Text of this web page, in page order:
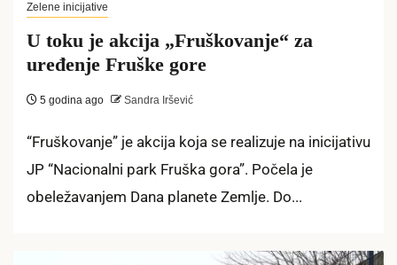
Zelene inicijative
U toku je akcija „Fruškovanje“ za
uređenje Fruške gore
5 godina ago Sandra Iršević
“Fruškovanje” je akcija koja se realizuje na inicijativu
JP “Nacionalni park Fruška gora”. Počela je
obeležavanjem Dana planete Zemlje. Do...